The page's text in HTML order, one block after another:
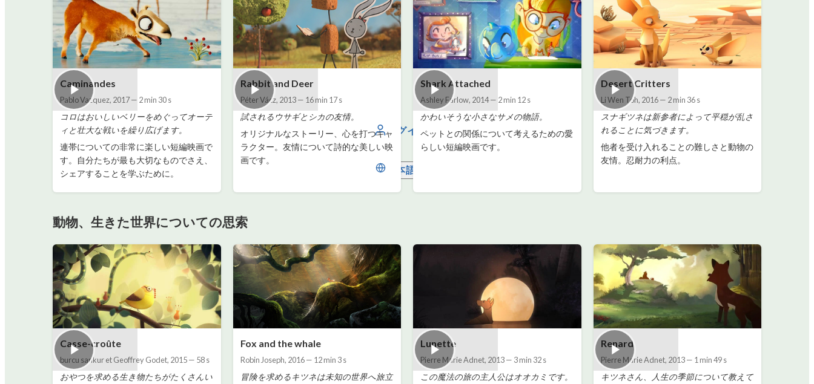
ログイン
日本語
Caminandes
Pablo Vazquez, 2017— 2 min 30 s
コロはおいしいベリーをめぐってオーテ
ィと壮大な戦いを繰り広げます。
連帯についての非常に楽しい短編映画で
す。自分たちが最も大切なものでさえ、
シェアすることを学ぶために。
Rabbit and Deer
Péter Vácz, 2013— 16 min 17 s
試されるウサギとシカの友情。
オリジナルなストーリー、心を打つキャ
ラクター。友情について詩的な美しい映
画です。
Shark Attached
Ashley Farlow, 2014— 2 min 12 s
かわいそうな小さなサメの物語。
ペットとの関係について考えるための愛
らしい短編映画です。
Desert Critters
Li Wen Toh, 2016— 2 min 36 s
スナギツネは新参者によって平穏が乱さ
れることに気づきます。
他者を受け入れることの難しさと動物の
友情。忍耐力の利点。
動物、生きた世界についての思索
Casse-croûte
burcu sankur et Geoffrey Godet, 2015— 58 s
おやつを求める生き物たちがたくさんい
Fox and the whale
Robin Joseph, 2016— 12 min 3 s
冒険を求めるキツネは未知の世界へ旅立
Lunette
Pierre Marie Adnet, 2013— 3 min 32 s
この魔法の旅の主人公はオオカミです。
Renard
Pierre Marie Adnet, 2013— 1 min 49 s
キツネさん、人生の季節について教えて